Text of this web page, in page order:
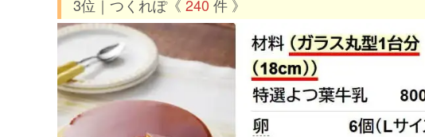
3位｜つくれぽ《 240 件 》